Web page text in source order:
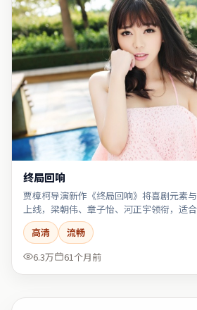
终局回响
贾樟柯导演新作《终局回响》将喜剧元素
上线，梁朝伟、章子怡、河正宇领衔，适
高清
流畅
6.3万
61个月前